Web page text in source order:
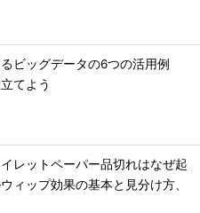
ビッグデータの6つの活用例
てよう
レットペーパー品切れはなぜ起
ィップ効果の基本と見分け方、